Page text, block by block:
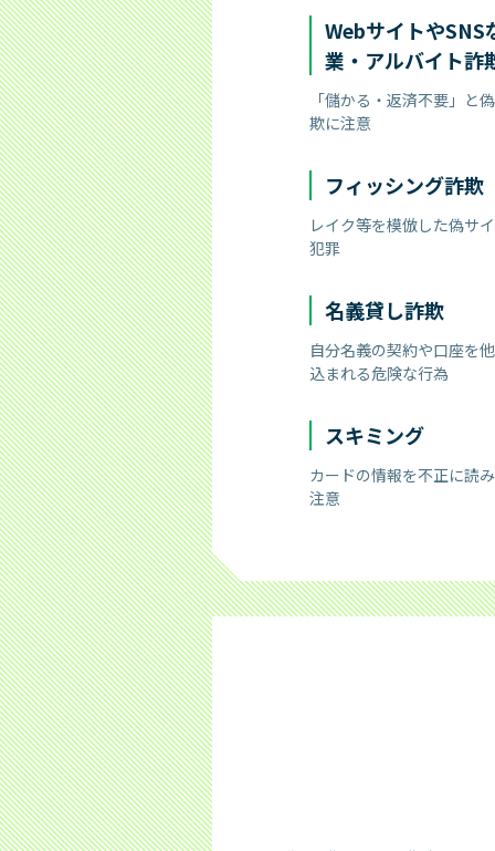
WebサイトやSNS
業・アルバイト詐
「儲かる・返済不要」と
欺に注意
フィッシング詐欺
レイク等を模倣した偽サ
犯罪
名義貸し詐欺
自分名義の契約や口座を
込まれる危険な行為
スキミング
カードの情報を不正に読
注意